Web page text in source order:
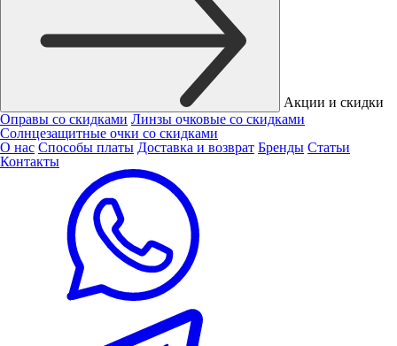
Акции и скидки
Оправы со скидками Линзы очковые со скидками
Солнцезащитные очки со скидками
О нас Способы платы Доставка и возврат Бренды Статьи
Контакты